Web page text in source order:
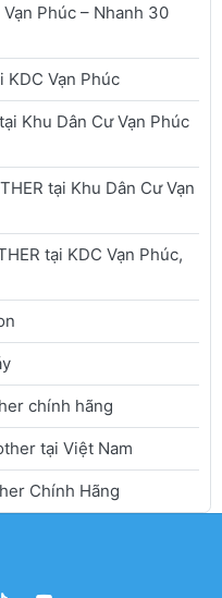
Phúc – Nhanh 30
KDC Vạn Phúc
Khu Dân Cư Vạn Phúc
tại Khu Dân Cư Vạn
tại KDC Vạn Phúc,
chính hãng
tại Việt Nam
Chính Hãng